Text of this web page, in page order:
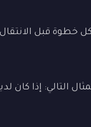
قبل الانتقال
التالي: إذا كان